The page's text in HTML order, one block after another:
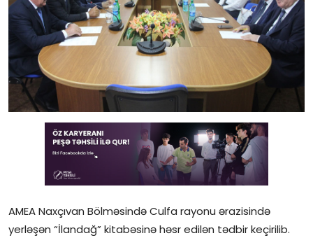
Rəsmi
Təhsil
Müsahibə
Elm və innovasiya
Reportaj
Pedaqogika
AMEA Naxçıvan Bölməsində Culfa rayonu ərazisində
yerləşən “İlandağ” kitabəsinə həsr edilən tədbir keçirilib.